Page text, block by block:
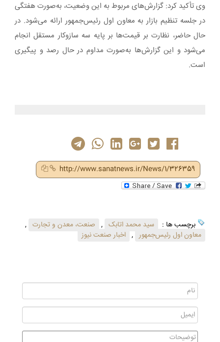
وی تأکید کرد: گزارش‌های مربوط به این وضعیت، به‌صورت هفتگی
در جلسه تنظیم بازار به معاون اول رئیس‌جمهور ارائه می‌شود. در
حال حاضر، نظارت بر قیمت‌ها بر پایه سه سازوکار مستقل انجام
می‌شود و این گزارش‌ها به‌صورت مداوم در حال رصد و پیگیری
است.
http://www.sanatnews.ir/News/1/326359
برچسب ها : سید محمد اتابک , صنعت، معدن و تجارت ,
معاون اول رئیس‌جمهور , اخبار صنعت نیوز